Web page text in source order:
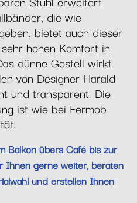
die wie
bietet auch dieser
hohen Komfort in
dünne Gestell wirkt
von Designer Harald
und transparent. Die
ist wie bei Fermob
Balkon übers Café bis zur
Ihnen gerne weiter, beraten
und erstellen Ihnen